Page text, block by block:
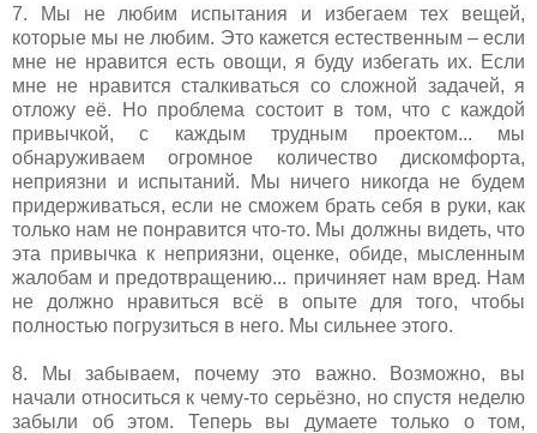
7. Мы не любим испытания и избегаем тех вещей,
которые мы не любим. Это кажется естественным – если
мне не нравится есть овощи, я буду избегать их. Если
мне не нравится сталкиваться со сложной задачей, я
отложу её. Но проблема состоит в том, что с каждой
привычкой, с каждым трудным проектом... мы
обнаруживаем огромное количество дискомфорта,
неприязни и испытаний. Мы ничего никогда не будем
придерживаться, если не сможем брать себя в руки, как
только нам не понравится что-то. Мы должны видеть, что
эта привычка к неприязни, оценке, обиде, мысленным
жалобам и предотвращению... причиняет нам вред. Нам
не должно нравиться всё в опыте для того, чтобы
полностью погрузиться в него. Мы сильнее этого.
8. Мы забываем, почему это важно. Возможно, вы
начали относиться к чему-то серьёзно, но спустя неделю
забыли об этом. Теперь вы думаете только о том,